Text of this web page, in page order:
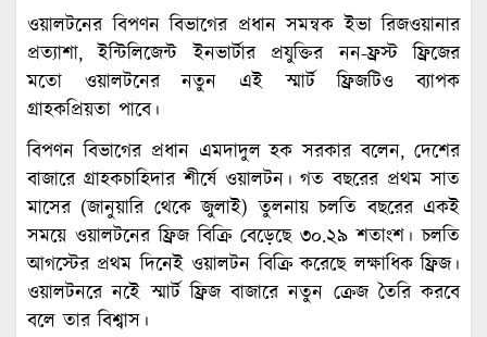
ওয়ালটনের বিপণন বিভাগের প্রধান সমন্বক ইভা রিজওয়ানার
প্রত্যাশা, ইন্টিলিজেন্ট ইনভার্টার প্রযুক্তির নন-ফ্রস্ট ফ্রিজের
মতো ওয়ালটনের নতুন এই স্মার্ট ফ্রিজটিও ব্যাপক
গ্রাহকপ্রিয়তা পাবে।
বিপণন বিভাগের প্রধান এমদাদুল হক সরকার বলেন, দেশের
বাজারে গ্রাহকচাহিদার শীর্ষে ওয়ালটন। গত বছরের প্রথম সাত
মাসের (জানুয়ারি থেকে জুলাই) তুলনায় চলতি বছরের একই
সময়ে ওয়ালটনের ফ্রিজ বিক্রি বেড়েছে ৩০.২৯ শতাংশ। চলতি
আগস্টের প্রথম দিনেই ওয়ালটন বিক্রি করেছে লক্ষাধিক ফ্রিজ।
ওয়ালটনরে নইে স্মার্ট ফ্রিজ বাজারে নতুন ক্রেজ তৈরি করবে
বলে তার বিশ্বাস।